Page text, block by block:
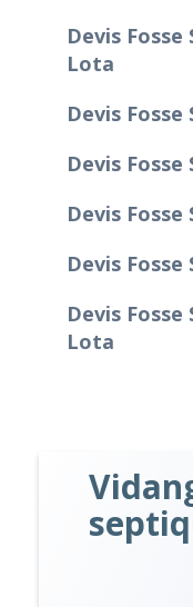
Devis
Lota
Devis
Devis
Devis
Devis
Devis
Lota